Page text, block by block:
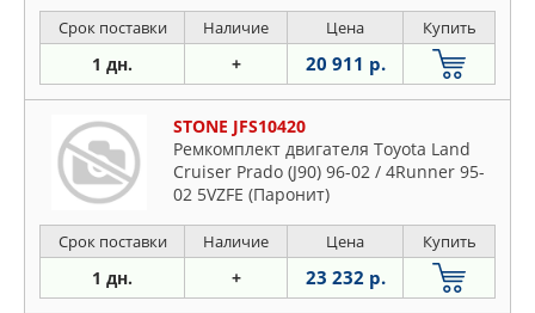
Срок поставки Наличие Цена Купить
1 дн. + 20 911 р.
STONE JFS10420
Ремкомплект двигателя Toyota Land
Cruiser Prado (J90) 96-02 / 4Runner 95-
02 5VZFE (Паронит)
Срок поставки Наличие Цена Купить
1 дн. + 23 232 р.